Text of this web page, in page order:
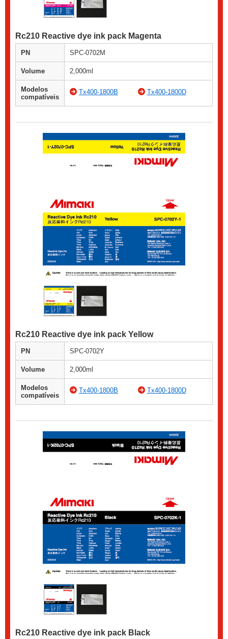
Rc210 Reactive dye ink pack Magenta
PN SPC-0702M
Volume 2,000ml
Modelos
compatíveis
Tx400-1800B Tx400-1800D
Rc210 Reactive dye ink pack Yellow
PN SPC-0702Y
Volume 2,000ml
Modelos
compatíveis
Tx400-1800B Tx400-1800D
Rc210 Reactive dye ink pack Black